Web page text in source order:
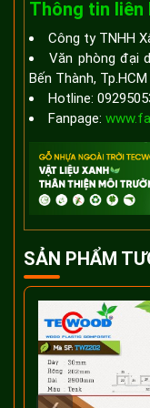
Thông tin liên
Công ty TNHH
Văn phòng đại
Bến Thành, Tp.HCM
Hotline:
Fanpage:
SẢN PHẨM